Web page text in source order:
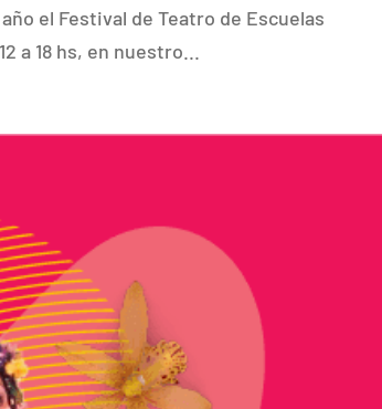
el Festival de Teatro de Escuelas
a 18 hs, en nuestro...